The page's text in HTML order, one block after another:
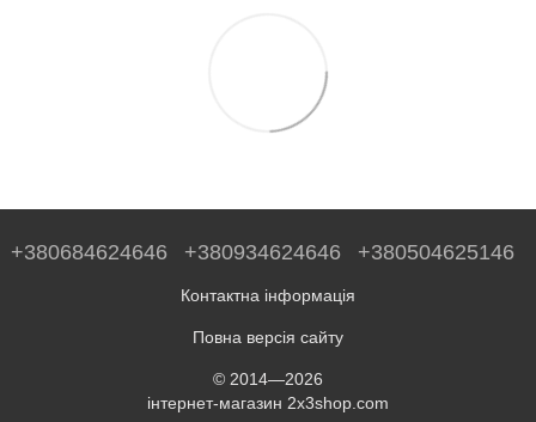
+380684624646 +380934624646 +380504625146
Контактна інформація
Повна версія сайту
© 2014—2026
інтернет-магазин 2x3shop.com